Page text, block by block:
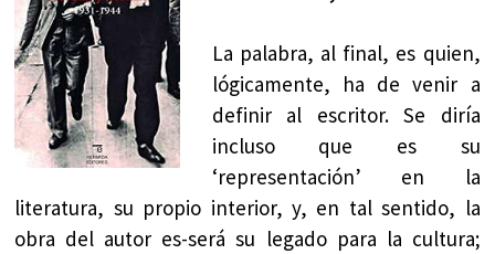
La palabra, al final, es quien,
lógicamente, ha de venir a
definir al escritor. Se diría
incluso que es su
‘representación’ en la
literatura, su propio interior, y, en tal sentido, la
obra del autor es-será su legado para la cultura;